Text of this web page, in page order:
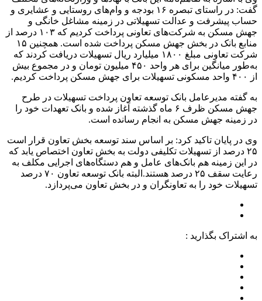
گفت: در راستای تبصره ۱۶ بودجه و وام‌های روستایی و عشایری و
حساب پیشرفت و عدالت تسهیلاتی در زمینه مشاغل خانگی و
جهش مسکن به شرکت‌های تعاونی پرداخت کردیم که ۱۰۳ درصد از
منابع بانک در بخش جهش مسکن پرداخت شده است. همچنین ۱۵
شرکت تعاونی مبلغ ۱۸۰۰ میلیارد ریال تسهیلات دریافت کردند که
به‌طور میانگین برای هر واحد ۴۵۰ میلیون تومان و در مجموع بیش
از ۴۰۰ واحد مسکونی تسهیلات برای جهش مسکن پرداخت کردیم.
به گفته مدیرعامل بانک توسعه تعاون پرداخت تسهیلات در طرح
جهش مسکن ظرف ۶ ماه گذشته آغاز شده و بانک تعهدات خود را
در زمینه جهش مسکن به انجام رسانده‌ است.
وی در پایان تاکید کرد: بر اساس سند توسعه بخش تعاون قرار است
۲۵ درصد از تسهیلات تکلیفی دولت به بخش تعاون اختصاص یابد که
در این زمینه هم بانک‌های عامل و هم دستگاه‌های اجرایی مکلف به
رعایت سقف ۲۵ درصد هستند.البته بانک توسعه تعاون ۷۰ درصد
تسهیلات خود را به تعاونگران و در بخش تعاون می‌پردازد.
به اشتراک بگذارید :